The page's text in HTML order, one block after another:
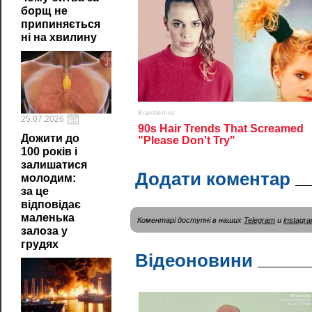
борщ не
припиняється
ні на хвилину
25.07.2026
Дожити до
100 років і
залишатися
молодим:
за це
відповідає
маленька
залоза у
грудях
Додати коментар
Коментарі доступні в наших Telegram и
Відеоновини